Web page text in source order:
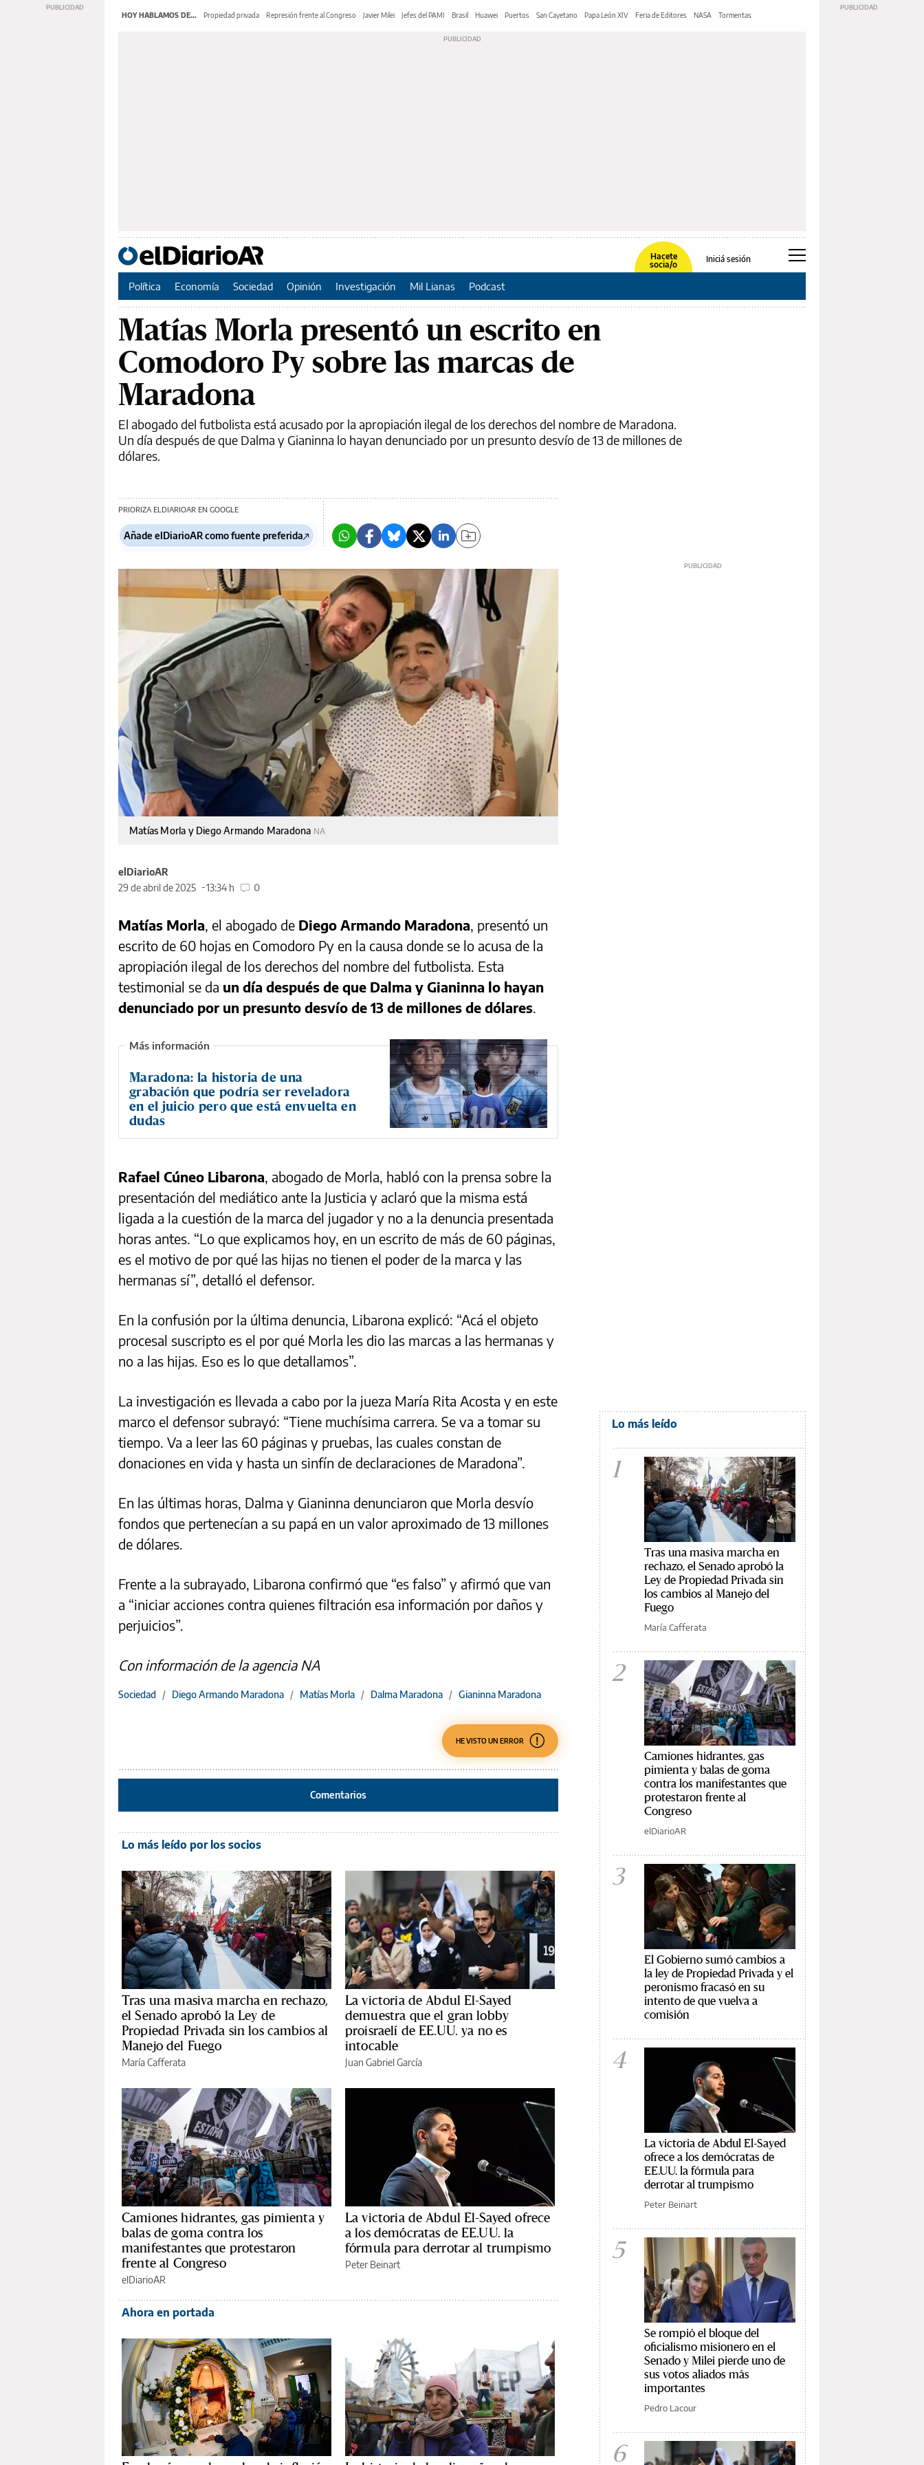
HOY HABLAMOS DE... Propiedad privada Represión frente al Congreso Javier Milei Jefes del PAMI Brasil Huawei Puertos San Cayetano Papa León XIV Feria de Editores NASA Tormentas
Hacete
socia/o
Iniciá sesión
Política Economía Sociedad Opinión Investigación Mil Lianas Podcast
Matías Morla presentó un escrito en
Comodoro Py sobre las marcas de
Maradona
El abogado del futbolista está acusado por la apropiación ilegal de los derechos del nombre de Maradona.
Un día después de que Dalma y Gianinna lo hayan denunciado por un presunto desvío de 13 de millones de
dólares.
PRIORIZA ELDIARIOAR EN GOOGLE
Añade elDiarioAR como fuente preferida
Matías Morla y Diego Armando Maradona NA
elDiarioAR
29 de abril de 2025
13:34 h 0
Matías Morla, el abogado de Diego Armando Maradona, presentó un
escrito de 60 hojas en Comodoro Py en la causa donde se lo acusa de la
apropiación ilegal de los derechos del nombre del futbolista. Esta
testimonial se da un día después de que Dalma y Gianinna lo hayan
denunciado por un presunto desvío de 13 de millones de dólares.
Maradona: la historia de una
grabación que podría ser reveladora
en el juicio pero que está envuelta en
dudas
Rafael Cúneo Libarona, abogado de Morla, habló con la prensa sobre la
presentación del mediático ante la Justicia y aclaró que la misma está
ligada a la cuestión de la marca del jugador y no a la denuncia presentada
horas antes. “Lo que explicamos hoy, en un escrito de más de 60 páginas,
es el motivo de por qué las hijas no tienen el poder de la marca y las
hermanas sí”, detalló el defensor.
En la confusión por la última denuncia, Libarona explicó: “Acá el objeto
procesal suscripto es el por qué Morla les dio las marcas a las hermanas y
no a las hijas. Eso es lo que detallamos”.
La investigación es llevada a cabo por la jueza María Rita Acosta y en este
marco el defensor subrayó: “Tiene muchísima carrera. Se va a tomar su
tiempo. Va a leer las 60 páginas y pruebas, las cuales constan de
donaciones en vida y hasta un sinfín de declaraciones de Maradona”.
En las últimas horas, Dalma y Gianinna denunciaron que Morla desvío
fondos que pertenecían a su papá en un valor aproximado de 13 millones
de dólares.
Frente a la subrayado, Libarona confirmó que “es falso” y afirmó que van
a “iniciar acciones contra quienes filtración esa información por daños y
perjuicios”.
Con información de la agencia NA
Sociedad / Diego Armando Maradona / Matías Morla / Dalma Maradona / Gianinna Maradona
HE VISTO UN ERROR
Comentarios
Lo más leído por los socios
Tras una masiva marcha en rechazo,
el Senado aprobó la Ley de
Propiedad Privada sin los cambios al
Manejo del Fuego
María Cafferata
La victoria de Abdul El-Sayed
demuestra que el gran lobby
proisraelí de EE.UU. ya no es
intocable
Juan Gabriel García
Camiones hidrantes, gas pimienta y
balas de goma contra los
manifestantes que protestaron
frente al Congreso
elDiarioAR
La victoria de Abdul El-Sayed ofrece
a los demócratas de EE.UU. la
fórmula para derrotar al trumpismo
Peter Beinart
Ahora en portada
Lo más leído
1
Tras una masiva marcha en
rechazo, el Senado aprobó la
Ley de Propiedad Privada sin
los cambios al Manejo del
Fuego
María Cafferata
2
Camiones hidrantes, gas
pimienta y balas de goma
contra los manifestantes que
protestaron frente al
Congreso
elDiarioAR
3
El Gobierno sumó cambios a
la ley de Propiedad Privada y el
peronismo fracasó en su
intento de que vuelva a
comisión
4
La victoria de Abdul El-Sayed
ofrece a los demócratas de
EE.UU. la fórmula para
derrotar al trumpismo
Peter Beinart
5
Se rompió el bloque del
oficialismo misionero en el
Senado y Milei pierde uno de
sus votos aliados más
importantes
Pedro Lacour
6